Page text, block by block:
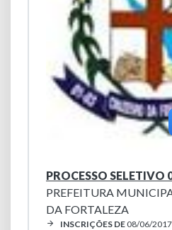
PROCESSO SELETIVO
PREFEITURA
DA FORTALEZA
INSCRIÇÕES DE 08/06/